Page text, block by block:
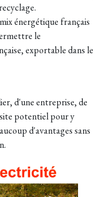
énergétique français
le
exportable dans le
d'une entreprise, de
potentiel pour y
d'avantages sans